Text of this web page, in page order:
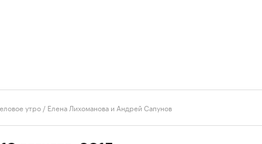
утро / Елена Лихоманова и Андрей Сапунов